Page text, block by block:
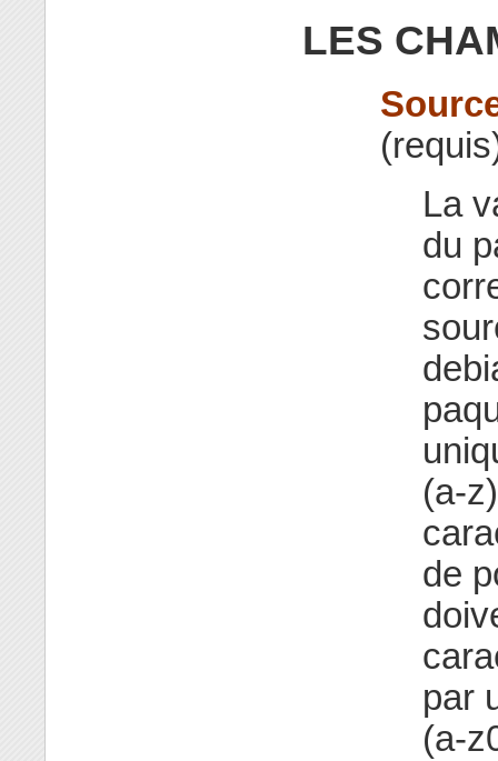
LES
La
du
(a-
de
par
(a-